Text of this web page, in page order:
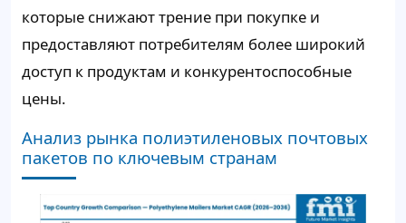
которые снижают трение при покупке и
предоставляют потребителям более широкий
доступ к продуктам и конкурентоспособные
цены.
Анализ рынка полиэтиленовых почтовых
пакетов по ключевым странам